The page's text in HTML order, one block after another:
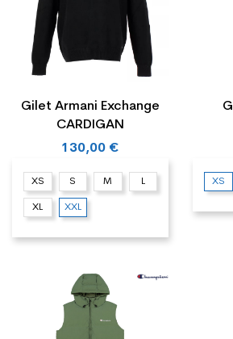
Gilet Armani Exchange
CARDIGAN
130,00 €
XS S M L
XL XXL
XS